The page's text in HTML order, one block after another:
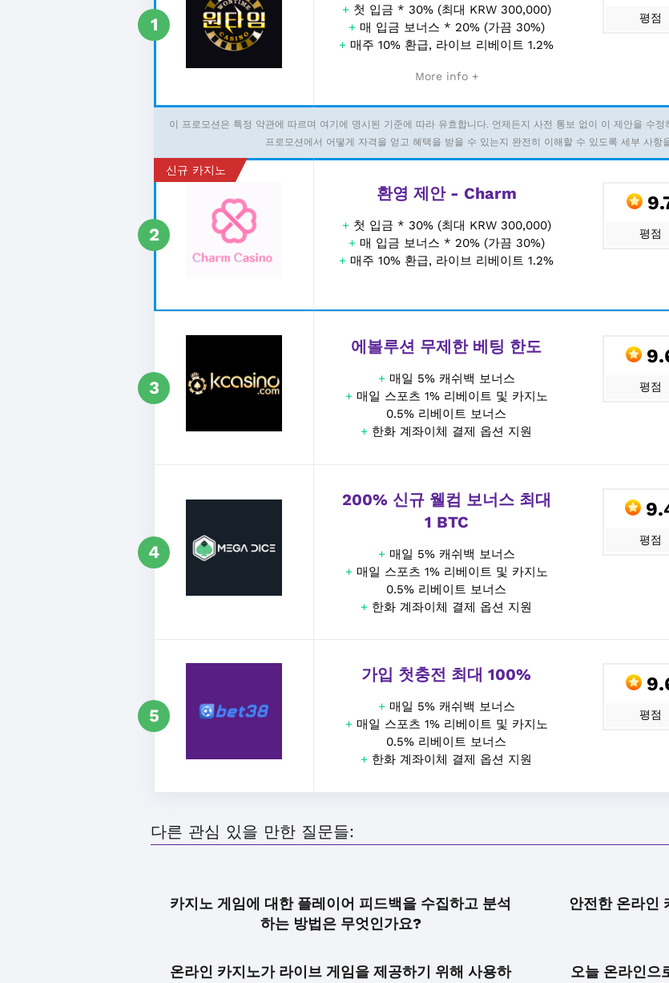
1
+ 첫 입금 * 30% (최대 KRW 300,000)
+ 매 입금 보너스 * 20% (가끔 30%)
+ 매주 10% 환급, 라이브 리베이트 1.2%
More info +
평점
이 프로모션은 특정 약관에 따르며 여기에 명시된 기준에 따라 유효합니다. 언제든지 사전 통보 없이 이 제안을 수
프로모션에서 어떻게 자격을 얻고 혜택을 받을 수 있는지 완전히 이해할 수 있도록 세부 사항
신규 카지노
2
환영 제안 - Charm
+ 첫 입금 * 30% (최대 KRW 300,000)
+ 매 입금 보너스 * 20% (가끔 30%)
+ 매주 10% 환급, 라이브 리베이트 1.2%
평점
3
에볼루션 무제한 베팅 한도
+ 매일 5% 캐쉬백 보너스
+ 매일 스포츠 1% 리베이트 및 카지노
0.5% 리베이트 보너스
+ 한화 계좌이체 결제 옵션 지원
평점
4
200% 신규 웰컴 보너스 최대
1 BTC
+ 매일 5% 캐쉬백 보너스
+ 매일 스포츠 1% 리베이트 및 카지노
0.5% 리베이트 보너스
+ 한화 계좌이체 결제 옵션 지원
평점
5
가입 첫충전 최대 100%
+ 매일 5% 캐쉬백 보너스
+ 매일 스포츠 1% 리베이트 및 카지노
0.5% 리베이트 보너스
+ 한화 계좌이체 결제 옵션 지원
평점
다른 관심 있을 만한 질문들:
카지노 게임에 대한 플레이어 피드백을 수집하고 분석
하는 방법은 무엇인가요?
안전한 온라인
온라인 카지노가 라이브 게임을 제공하기 위해 사용하
오늘 온라인으